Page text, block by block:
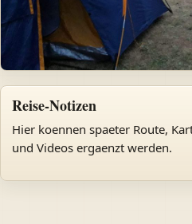
Reise-Notizen
Hier koennen spaeter Route,
und Videos ergaenzt werden.